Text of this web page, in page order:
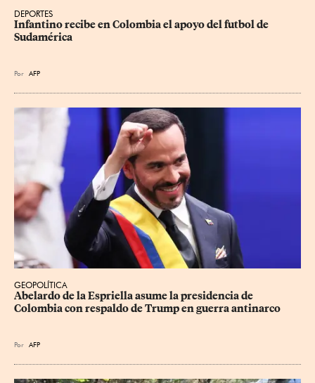
DEPORTES
Infantino recibe en Colombia el apoyo del futbol de
Sudamérica
Por AFP
GEOPOLÍTICA
Abelardo de la Espriella asume la presidencia de
Colombia con respaldo de Trump en guerra antinarco
Por AFP